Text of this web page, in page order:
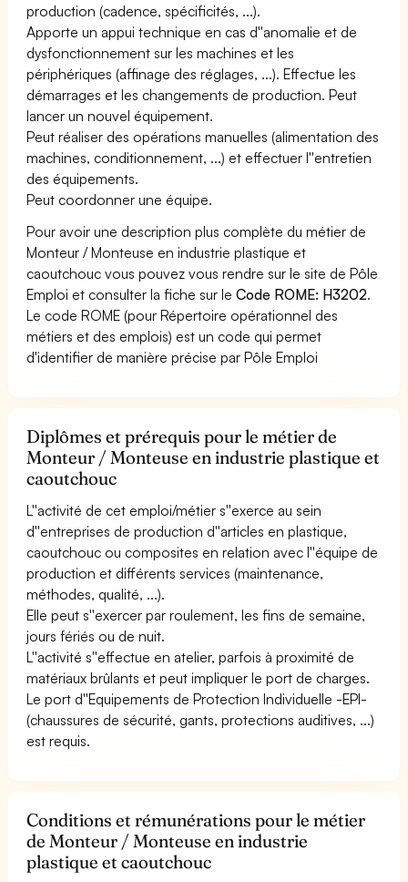
production (cadence, spécificités, ...).
Apporte un appui technique en cas d''anomalie et de
dysfonctionnement sur les machines et les
périphériques (affinage des réglages, ...). Effectue les
démarrages et les changements de production. Peut
lancer un nouvel équipement.
Peut réaliser des opérations manuelles (alimentation des
machines, conditionnement, ...) et effectuer l''entretien
des équipements.
Peut coordonner une équipe.
Pour avoir une description plus complète du métier de
Monteur / Monteuse en industrie plastique et
caoutchouc vous pouvez vous rendre sur le site de Pôle
Emploi et consulter la fiche sur leCode ROME: H3202.
Le code ROME (pour Répertoire opérationnel des
métiers et des emplois) est un code qui permet
d'identifier de manière précise par Pôle Emploi
Diplômes et prérequis pour le métier de
Monteur / Monteuse en industrie plastique et
caoutchouc
L''activité de cet emploi/métier s''exerce au sein
d''entreprises de production d''articles en plastique,
caoutchouc ou composites en relation avec l''équipe de
production et différents services (maintenance,
méthodes, qualité, ...).
Elle peut s''exercer par roulement, les fins de semaine,
jours fériés ou de nuit.
L''activité s''effectue en atelier, parfois à proximité de
matériaux brûlants et peut impliquer le port de charges.
Le port d''Equipements de Protection Individuelle -EPI-
(chaussures de sécurité, gants, protections auditives, ...)
est requis.
Conditions et rémunérations pour le métier
de Monteur / Monteuse en industrie
plastique et caoutchouc